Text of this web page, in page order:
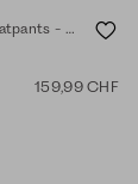
Loose Fit - Sweatpants - white
159,99 CHF